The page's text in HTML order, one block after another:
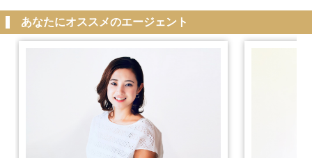
あなたにオススメのエージェント